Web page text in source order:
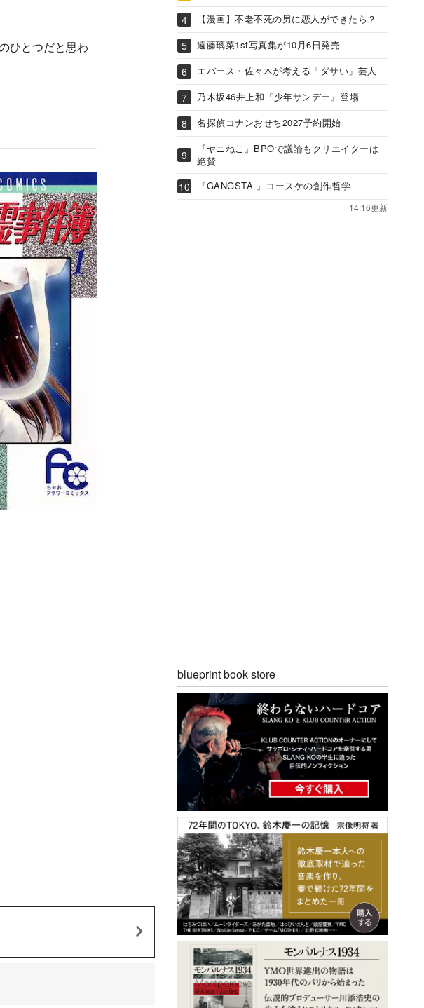
ひとつだと思わ
【漫画】不老不死の男に恋人ができたら？
遠藤璃菜1st写真集が10月6日発売
エバース・佐々木が考える「ダサい」芸人
乃木坂46井上和『少年サンデー』登場
名探偵コナンおせち2027予約開始
『ヤニねこ』BPOで議論もクリエイターは
絶賛
『GANGSTA.』コースケの創作哲学
14:16更新
blueprint book store